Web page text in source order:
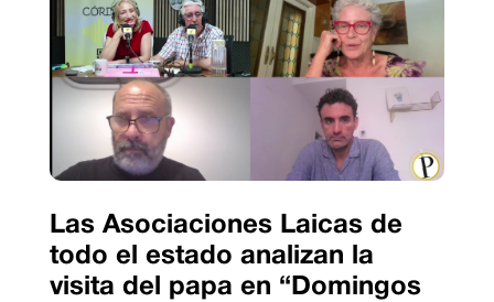
Las Asociaciones Laicas de
todo el estado analizan la
visita del papa en “Domingos